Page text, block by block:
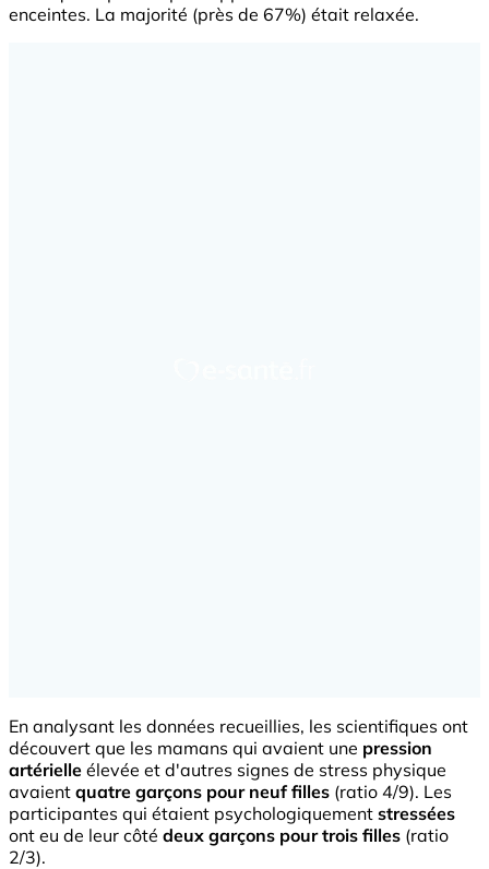
enceintes. La majorité (près de 67%) était relaxée.
En analysant les données recueillies, les scientifiques ont
découvert que les mamans qui avaient une pression
artérielle élevée et d'autres signes de stress physique
avaient quatre garçons pour neuf filles (ratio 4/9). Les
participantes qui étaient psychologiquement stressées
ont eu de leur côté deux garçons pour trois filles (ratio
2/3).